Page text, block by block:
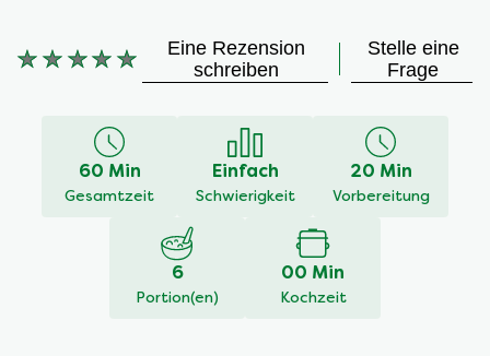
Keine
abgegeben
Eine Rezension
schreiben
Stelle eine
Frage
60 Min
Gesamtzeit
Einfach
Schwierigkeit
20 Min
Vorbereitung
6
Portion(en)
00 Min
Kochzeit